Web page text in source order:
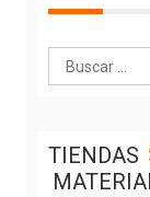
Buscar:
TIENDAS